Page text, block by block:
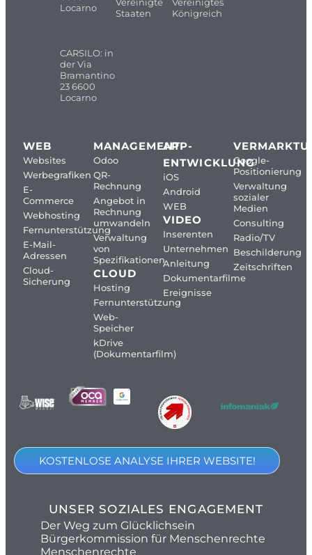
Locarno
CARSILO: in
der Via
Bramantino
23 6600
Locarno
Staaten
Königreich
WEB
Websites
Werbegrafiken
E-
Commerce
Webhosting
Fernunterstützung
E-Mail-
Adressen
Cloud-
Sicherung
MANAGEMENT
Odoo
QR-
Rechnung
Angebot in
Rechnung
umwandeln
Verwaltung
von
Spezifikationen
CLOUD
Hosting
Fernunterstützung
Web-
Speicher
kDrive
(Dokumentarfilm)
APP-
ENTWICKLUNG
iOS
Android
WEB
VIDEO
Inserenten
Unternehmen
Anleitung
Dokumentarfilme
Ereignisse
Google-
Positionierung
Verwaltung
sozialer
Medien
Consulting
Radio/TV
Beschilderung
Zeitschriften
KOSTENLOSE ANALYSE IHRER WEBSITE!
UNSER SOZIALES ENGAGEMENT
Der Weg zum Glücklichsein
Bürgerkommission für Menschenrechte
Menschenrechte